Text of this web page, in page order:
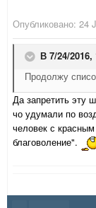
Опубликовано: 24
В 7/24/2016,
Продолжу
Да запретить эту
чо удумали по
человек с
благоволение".